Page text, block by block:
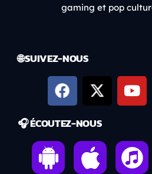
gaming et pop
🌐 SUIVEZ-NOUS
🎧 ÉCOUTEZ-NOUS